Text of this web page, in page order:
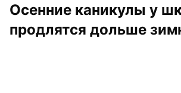
Осенние каникулы у
продлятся дольше